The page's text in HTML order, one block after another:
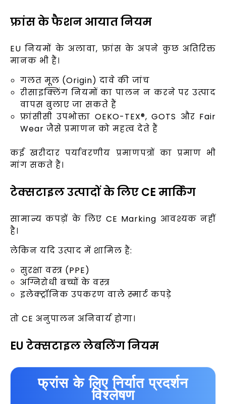
फ्रांस के फैशन आयात नियम
EU नियमों के अलावा, फ्रांस के अपने कुछ अतिरिक्त
मानक भी हैं।
गलत मूल (Origin) दावे की जांच
रीसाइक्लिंग नियमों का पालन न करने पर उत्पाद
वापस बुलाए जा सकते हैं
फ्रांसीसी उपभोक्ता OEKO-TEX®, GOTS और Fair
Wear जैसे प्रमाणन को महत्व देते हैं
कई खरीदार पर्यावरणीय प्रमाणपत्रों का प्रमाण भी
मांग सकते हैं।
टेक्सटाइल उत्पादों के लिए CE मार्किंग
सामान्य कपड़ों के लिए CE Marking आवश्यक नहीं
है।
लेकिन यदि उत्पाद में शामिल हैं:
सुरक्षा वस्त्र (PPE)
अग्निरोधी बच्चों के वस्त्र
इलेक्ट्रॉनिक उपकरण वाले स्मार्ट कपड़े
तो CE अनुपालन अनिवार्य होगा।
EU टेक्सटाइल लेबलिंग नियम
फ्रांस के लिए निर्यात प्रदर्शन
विश्लेषण